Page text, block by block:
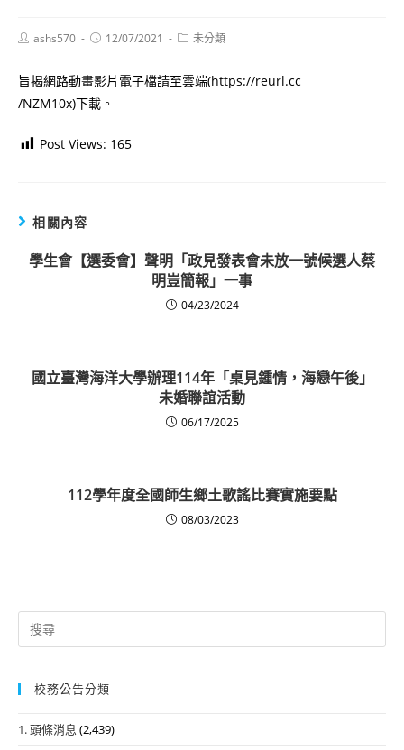
Postashs570
Post12/07/2021
Post未分類
旨揭網路動畫影片電子檔請至雲端(https://reurl.cc
/NZM10x)下載。
Post Views: 165
相關內容
學生會【選委會】聲明「政見發表會未放一號候選人蔡
明豈簡報」一事
04/23/2024
國立臺灣海洋大學辦理114年「桌見鍾情，海戀午後」
未婚聯誼活動
06/17/2025
112學年度全國師生鄉土歌謠比賽實施要點
08/03/2023
Search
for:
校務公告分類
1. 頭條消息 (2,439)